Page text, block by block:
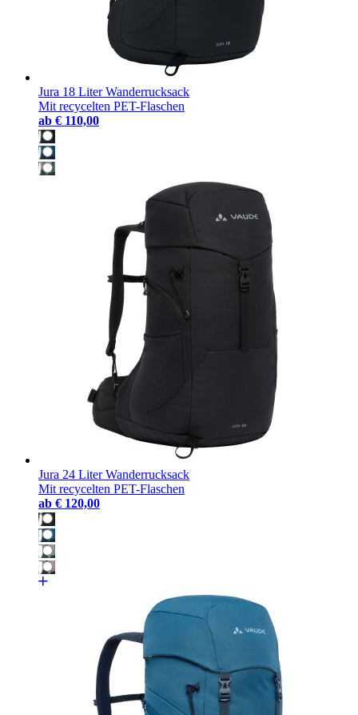
Jura 18 Liter Wanderrucksack
Mit recycelten PET-Flaschen
ab € 110,00
Jura 24 Liter Wanderrucksack
Mit recycelten PET-Flaschen
ab € 120,00